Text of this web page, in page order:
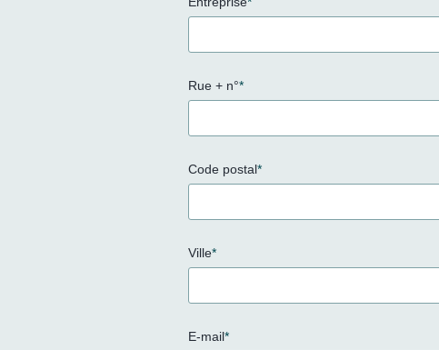
Rue + n°*
Code postal*
Ville*
E-mail*